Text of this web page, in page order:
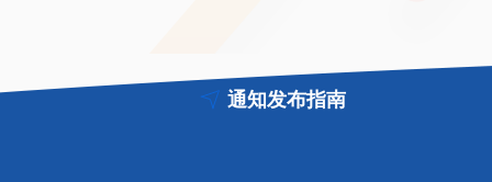
通知发布指南